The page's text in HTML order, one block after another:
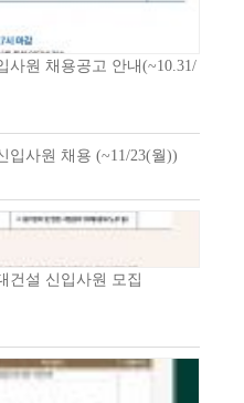
사원 채용공고 안내(~10.31/
입사원 채용 (~11/23(월))
건설 신입사원 모집